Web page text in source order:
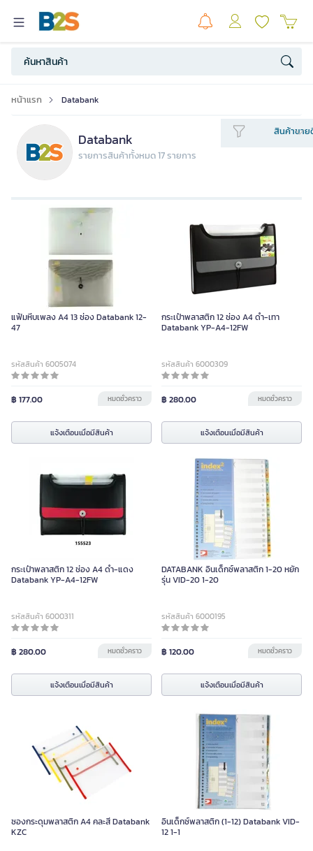
หน้าแรก Databank
Databank
รายการสินค้าทั้งหมด 17 รายการ
สินค้าขาย
แฟ้มหีบเพลง A4 13 ช่อง Databank 12-
47
รหัสสินค้า 6005074
฿ 177.00 หมดชั่วคราว
แจ้งเตือนเมื่อมีสินค้า
กระเป๋าพลาสติก 12 ช่อง A4 ดำ-เทา
Databank YP-A4-12FW
รหัสสินค้า 6000309
฿ 280.00 หมดชั่วคราว
แจ้งเตือนเมื่อมีสินค้า
กระเป๋าพลาสติก 12 ช่อง A4 ดำ-แดง
Databank YP-A4-12FW
รหัสสินค้า 6000311
฿ 280.00 หมดชั่วคราว
แจ้งเตือนเมื่อมีสินค้า
DATABANK อินเด็กซ์พลาสติก 1-20 หยัก
รุ่น VID-20 1-20
รหัสสินค้า 6000195
฿ 120.00 หมดชั่วคราว
แจ้งเตือนเมื่อมีสินค้า
ซองกระดุมพลาสติก A4 คละสี Databank
KZC
อินเด็กซ์พลาสติก (1-12) Databank VID-
12 1-1